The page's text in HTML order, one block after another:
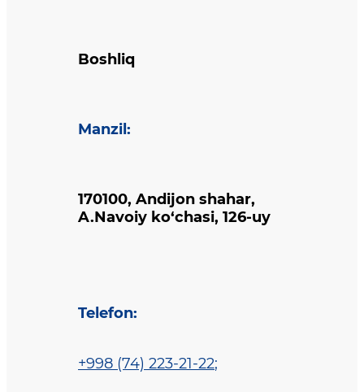
Boshliq
Manzil :
170100, Andijon shahar,
A.Navoiy ko‘chasi, 126-uy
Telefon:
+998 (74) 223-21-22;